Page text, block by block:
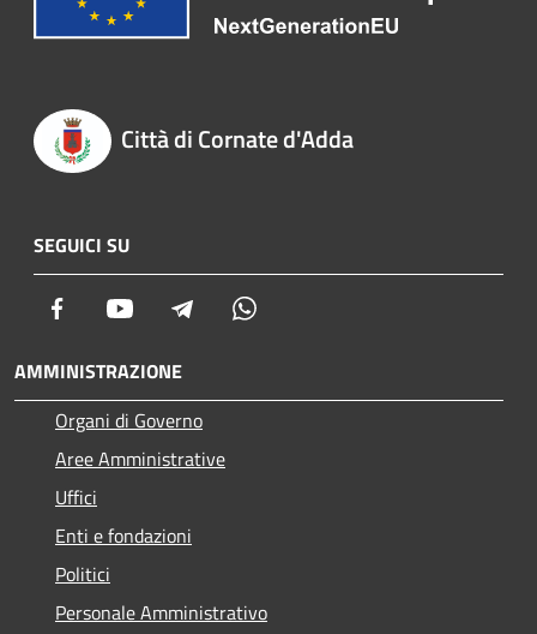
Città di Cornate d'Adda
SEGUICI SU
Facebook Youtube Telegram
AMMINISTRAZIONE
Organi di Governo
Aree Amministrative
Uffici
Enti e fondazioni
Politici
Personale Amministrativo